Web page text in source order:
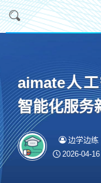
aimate人
智能化服务
边学边练
2026-04-